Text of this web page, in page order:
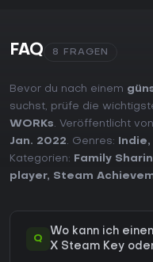
FAQ 8 FRAGEN
Bevor du nach einem
suchst, prüfe die
WORKs. Veröffentlicht von
Jan. 2022. Genres: Indie,
Kategorien:
Family
player, Steam
Q
Wo kann ich
X Steam Key